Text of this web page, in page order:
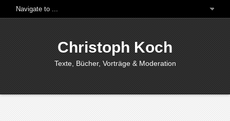
Christoph Koch
Texte, Bücher, Vorträge & Moderation